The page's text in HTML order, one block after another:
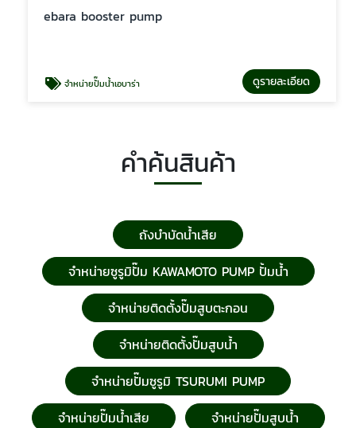
ebara booster pump
จำหน่ายปั๊มน้ำเอบาร่า ดูรายละเอียด
คำค้นสินค้า
ถังบำบัดน้ำเสีย
จำหน่ายซูรูมิปั๊ม KAWAMOTO PUMP ปั้มน้ำ
จำหน่ายติดตั้งปั๊มสูบตะกอน
จำหน่ายติดตั้งปั๊มสูบน้ำ
จำหน่ายปั๊มซูรูมิ TSURUMI PUMP
จำหน่ายปั๊มน้ำเสีย
จำหน่ายปั๊มสูบน้ำ